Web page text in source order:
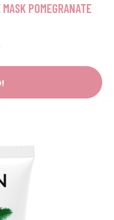
POMEGRANATE